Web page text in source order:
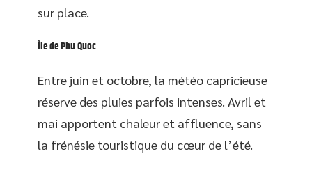
sur place.
Île de Phu Quoc
Entre juin et octobre, la météo capricieuse
réserve des pluies parfois intenses. Avril et
mai apportent chaleur et affluence, sans
la frénésie touristique du cœur de l’été.